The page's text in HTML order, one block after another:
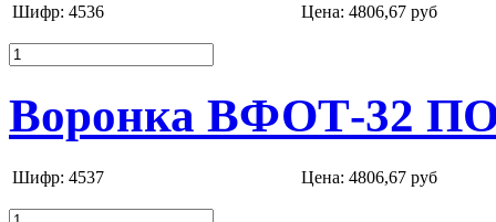
Шифр: 4536 Цена: 4806,67 руб
Воронка ВФОТ-32
Шифр: 4537 Цена: 4806,67 руб